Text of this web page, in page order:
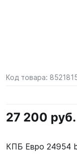
Код товара:
27 200 руб.
КПБ Евро 24954